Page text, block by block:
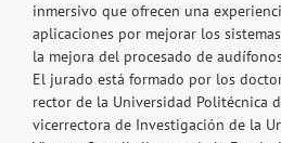
inmersivo que ofrecen una
aplicaciones por mejorar los
la mejora del procesado de
El jurado está formado por los
rector de la Universidad Politécnica
vicerrectora de Investigación de la